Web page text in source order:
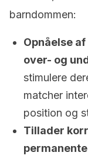
barndommen:
Opnåelse
over- og
stimulere
matcher
position og
Tillader